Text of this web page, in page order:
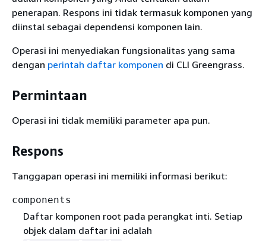
penerapan. Respons ini tidak termasuk komponen yang
diinstal sebagai dependensi komponen lain.
Operasi ini menyediakan fungsionalitas yang sama
dengan perintah daftar komponen di CLI Greengrass.
Permintaan
Operasi ini tidak memiliki parameter apa pun.
Respons
Tanggapan operasi ini memiliki informasi berikut:
components
Daftar komponen root pada perangkat inti. Setiap
objek dalam daftar ini adalah